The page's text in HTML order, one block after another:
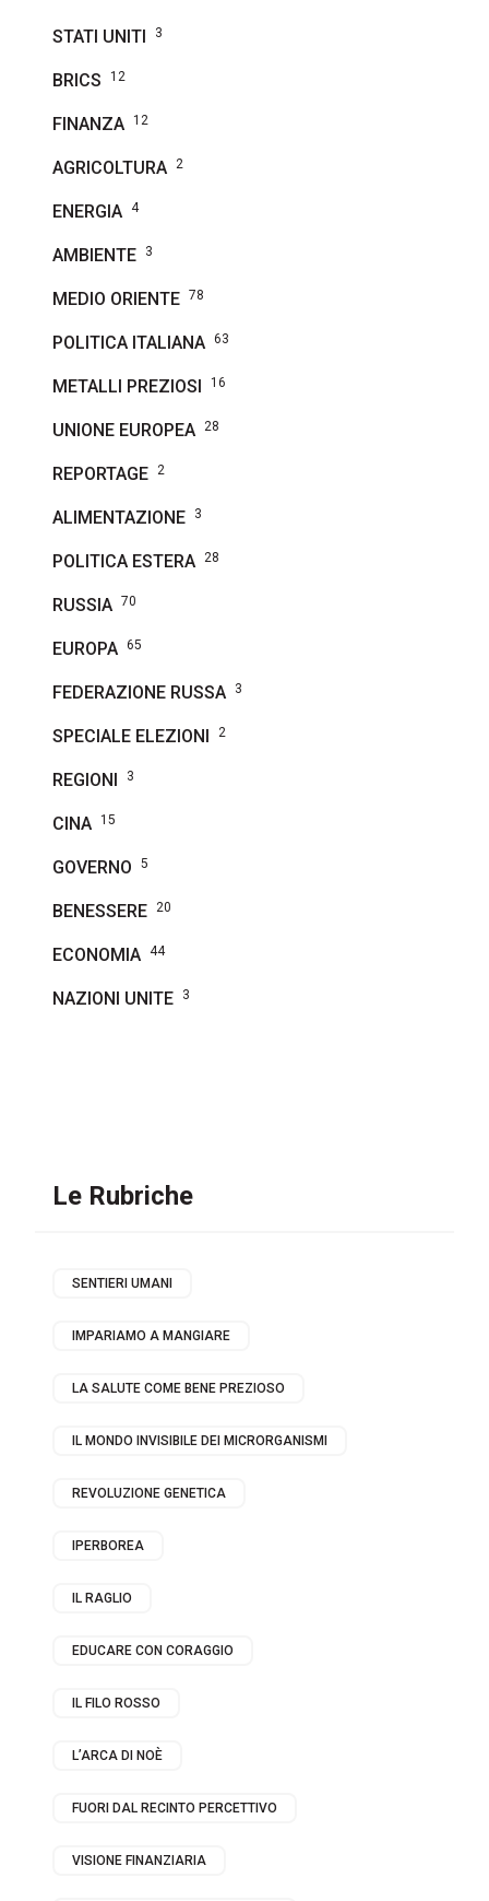
STATI UNITI 3
BRICS 12
FINANZA 12
AGRICOLTURA 2
ENERGIA 4
AMBIENTE 3
MEDIO ORIENTE 78
POLITICA ITALIANA 63
METALLI PREZIOSI 16
UNIONE EUROPEA 28
REPORTAGE 2
ALIMENTAZIONE 3
POLITICA ESTERA 28
RUSSIA 70
EUROPA 65
FEDERAZIONE RUSSA 3
SPECIALE ELEZIONI 2
REGIONI 3
CINA 15
GOVERNO 5
BENESSERE 20
ECONOMIA 44
NAZIONI UNITE 3
Le Rubriche
SENTIERI UMANI
IMPARIAMO A MANGIARE
LA SALUTE COME BENE PREZIOSO
IL MONDO INVISIBILE DEI MICRORGANISMI
REVOLUZIONE GENETICA
IPERBOREA
IL RAGLIO
EDUCARE CON CORAGGIO
IL FILO ROSSO
L’ARCA DI NOÈ
FUORI DAL RECINTO PERCETTIVO
VISIONE FINANZIARIA